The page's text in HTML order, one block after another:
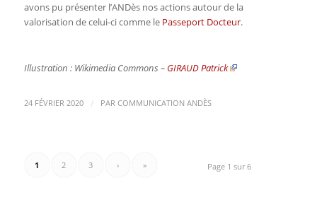
avons pu présenter l’ANDès nos actions autour de la
valorisation de celui-ci comme le Passeport Docteur.
Illustration : Wikimedia Commons – GIRAUD Patrick
24 FÉVRIER 2020 / PAR COMMUNICATION ANDÈS
Page 1 sur 6
1 2 3 › »